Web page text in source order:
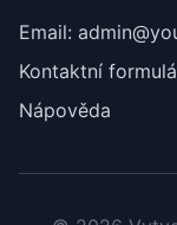
Email:
Kontaktní
Nápověda